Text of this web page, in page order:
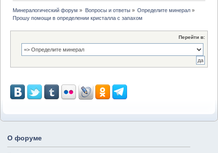
Минералогический форум » Вопросы и ответы» Определите минерал»
Прошу помощи в определении кристалла с запахом
Перейти в:
О форуме